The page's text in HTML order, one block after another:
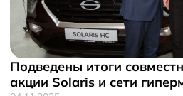
Подведены итоги
акции Solaris и сети